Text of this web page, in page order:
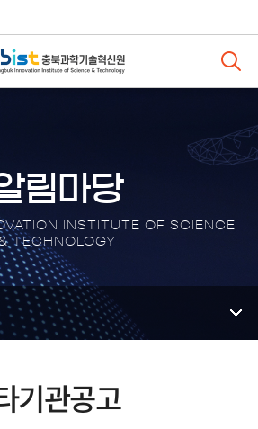
림마당
INSTITUTE OF SCIENCE
TECHNOLOGY
기관공고